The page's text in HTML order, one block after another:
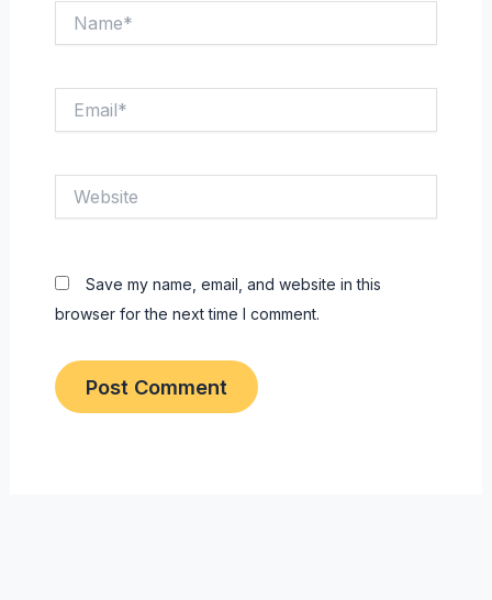
Save my name, email, and website in this
browser for the next time I comment.